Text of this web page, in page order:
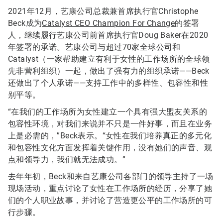
2021年12月，艺康公司总裁兼首席执行官Christophe
Beck成为Catalyst CEO Champion For Change的签署
人，继续履行艺康公司前首席执行官Doug Baker在2020
年签署的承诺。艺康公司与超过70家全球公司和
Catalyst（一家帮助建立有利于女性的工作场所的全球领
先非营利组织）一起，做出了强有力的组织承诺——Beck
还做出了个人承诺——支持工作中的多样性、包容性和性
别平等。
“在我们的工作场所为女性建立一个具有强大盟友关系的
包容性环境，对我们来说并不只是一件好事，而且在业务
上是必需的，”Beck表示。“女性在我们培养真正的多元化
和包容性文化方面发挥着关键作用，没有她们的声音、观
点和领导力，我们就无法成功。”
去年年初，Beck和来自艺康公司各部门的领导主持了一场
现场活动，重点讨论了女性在工作场所的经历，分享了她
们的个人职业故事，并讨论了营造更公平的工作场所的可
行步骤。